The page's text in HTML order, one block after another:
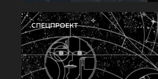
СПЕЦПРОЕКТ